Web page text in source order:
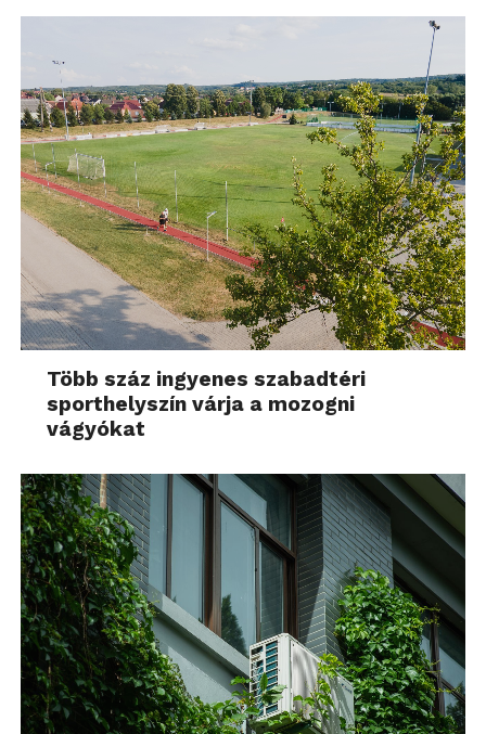
Több száz ingyenes szabadtéri
sporthelyszín várja a mozogni
vágyókat